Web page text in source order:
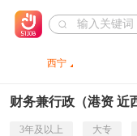
西宁
财务兼行政（港资 近
3年及以上 大专